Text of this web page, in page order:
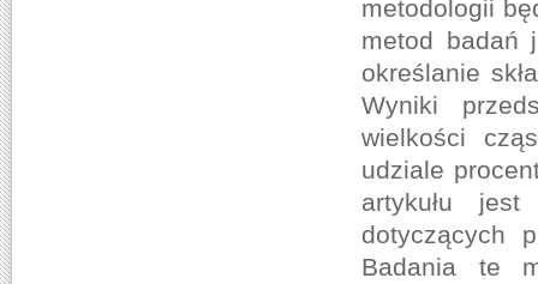
metodologii
metod badań
określanie
Wyniki
wielkości
udziale
artykułu jest
dotyczących
Badania te